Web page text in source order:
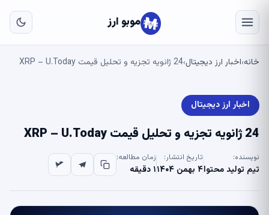
موبو ارز
خانه›اخبار ارز دیجیتال›24 ژانویه تجزیه و تحلیل قیمت XRP – U.Today
اخبار ارز دیجیتال
24 ژانویه تجزیه و تحلیل قیمت XRP – U.Today
نویسنده:
تیم تولید محتوا
تاریخ انتشار:
۴ بهمن ۱۴۰۴
زمان مطالعه:
۱ دقیقه